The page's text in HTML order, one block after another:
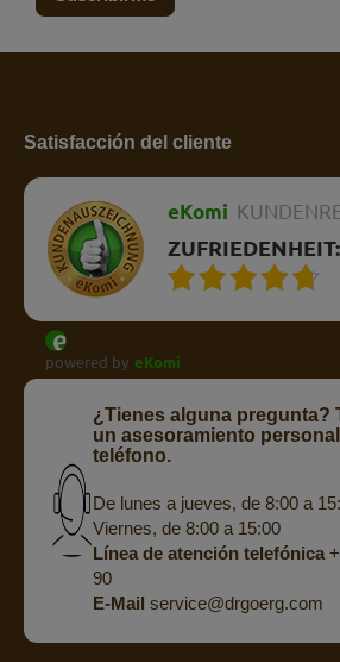
Satisfacción del cliente
eKomi
ZUFRIEDENHEIT:
powered by eKomi
¿Tienes alguna pregunta?
un asesoramiento
teléfono.
De lunes a jueves, de 8:00 a
Viernes, de 8:00 a 15:00
Línea de atención telefónica
90
E-Mail service@drgoerg.com